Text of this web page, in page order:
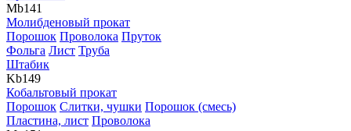
Mb141
Молибденовый прокат
Порошок Проволока Пруток
Фольга Лист Труба
Штабик
Kb149
Кобальтовый прокат
Порошок Слитки, чушки Порошок (смесь)
Пластина, лист Проволока